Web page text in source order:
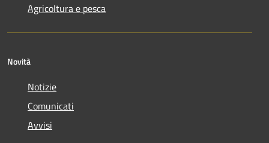
Agricoltura e pesca
Novità
Notizie
Comunicati
Avvisi